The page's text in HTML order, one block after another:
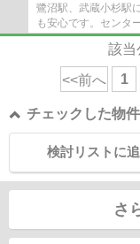
鷺沼駅、武蔵小杉駅
も安心です。センタ
ター北、センター南
該当
<<前へ 1
チェックした物
検討リストに
さ